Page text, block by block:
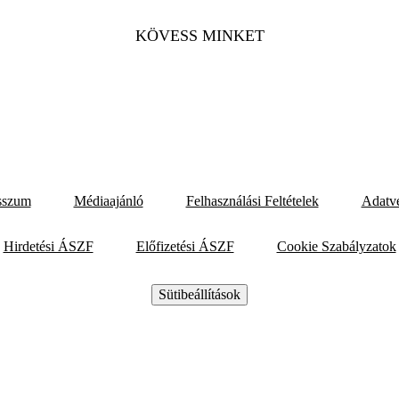
KÖVESS MINKET
Médiaajánló Felhasználási Feltételek
Hirdetési ÁSZF Előfizetési ÁSZF Cookie Szabályzatok
Sütibeállítások